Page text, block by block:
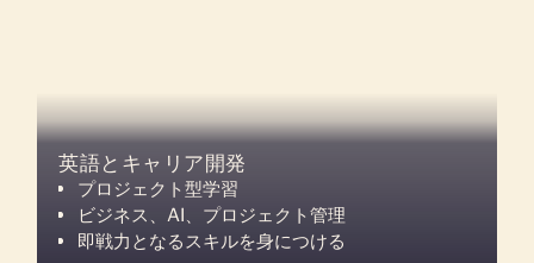
英語とキャリア開発
プロジェクト型学習
ビジネス、AI、プロジェクト管理
即戦力となるスキルを身につける